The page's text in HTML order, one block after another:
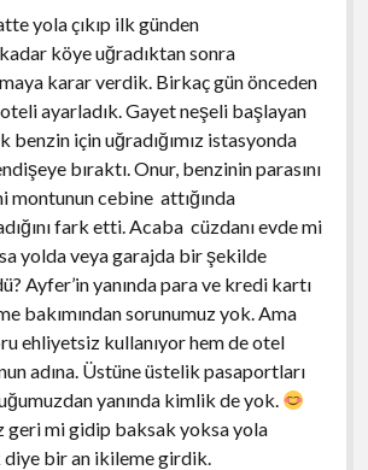
Gezisi
National Park Gezisi
Lauderdale Gezi Rehberi
Myers Gezisi
West Gezi Rehberi
Gezi ve Seyahat Rehberi
Festivaller
Gezisi
City Beach Gezi Notları
Augustine Gezi Notları
Cherohala Skyway Gezisi
Gezi Notları
Gezisi
Gezi Rehberi
Durham-Chapel Hill Gezisi
Vegas Gezi Rehberi
menüyü
aç
Jersey Gezi ve Yaşam Rehberi
menüyü
aç
York City Gezi Rehberi
Şelaleleri (Niagara Falls)
menüyü
Gezi Notları
Gezisi
Head Island
menüyü
aç
Deals Gap Gezisi
Memphis Gezisi
Gezisi
Gezisi
Daniels Gezisi
Gezisi
Gezi Rehberi
menüyü
aç
Gezisi
Gezisi
Gezi Notları
menüyü
aç
Gezi Rehberi
DC menüyü
DC Gezi Rehberi
Carmen
de las Casas
Pachuca
Tok
Akropolisi
Müzesi
Adası
Gezisi
Gezisi
Gezisi
Yaşam
Motosiklet Rotaları
Türkiye Araçla Feribot Geçişi
yola çıkıp ilk günden
köye uğradıktan sonra
karar verdik. Birkaç gün önceden
ayarladık. Gayet neşeli başlayan
benzin için uğradığımız istasyonda
bıraktı. Onur, benzinin parasını
montunun cebine attığında
fark etti. Acaba cüzdanı evde mi
yolda veya garajda bir şekilde
Ayfer’in yanında para ve kredi kartı
bakımından sorunumuz yok. Ama
ehliyetsiz kullanıyor hem de otel
adına. Üstüne üstelik pasaportları
yanında kimlik de yok.
geri mi gidip baksak yoksa yola
diye bir an ikileme girdik.